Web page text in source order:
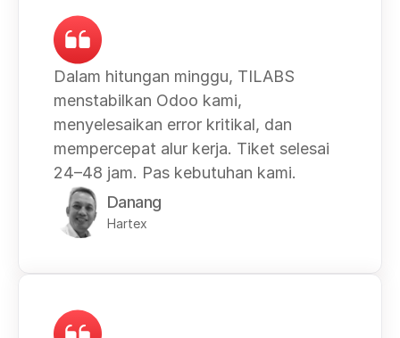
Dalam hitungan minggu, TILABS
menstabilkan Odoo kami,
menyelesaikan error kritikal, dan
mempercepat alur kerja. Tiket selesai
24–48 jam. Pas kebutuhan kami.
Danang
Hartex